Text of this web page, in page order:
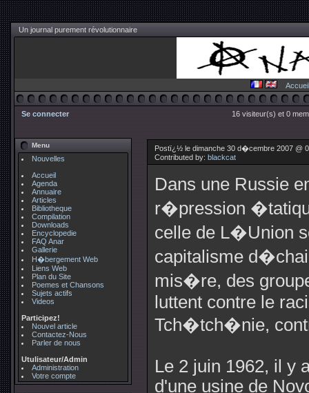
Un journal purement révolutionnaire
Accueil
Se connecter 16 visiteur(s) et 0
Menu
Nouvelles
Accueil
Agenda
Annuaire
Articles
Bibliotheque
Compilation
Downloads
Encyclopedie
FAQ Anar
Gallerie
H�bergement Web
Liens Web
Plan du Site
Poemes et Chansons
Sujets actifs
Videos
Participez!
Nouvel article
Contactez-Nous
Parler de nous
Utulisateur/Admin
Administration
Votre compte
Postï¿½ le dimanche 30 d�cembre 2007 @
Contributed by: blackcat
Dans une Russie
r�pression
celle de L�Union
capitalisme
mis�re, des
luttent contre le
Tch�tch�nie,
Le 2 juin 1962, il y
d'une usine de